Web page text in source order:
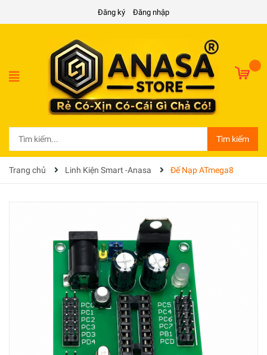
Đăng ký Đăng nhập
Tìm kiếm
Trang chủ Linh Kiện Smart -Anasa Đế Nạp ATmega8